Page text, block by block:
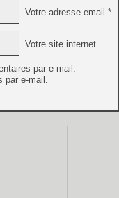
Votre adresse email *
Votre site internet
par e-mail.
par e-mail.